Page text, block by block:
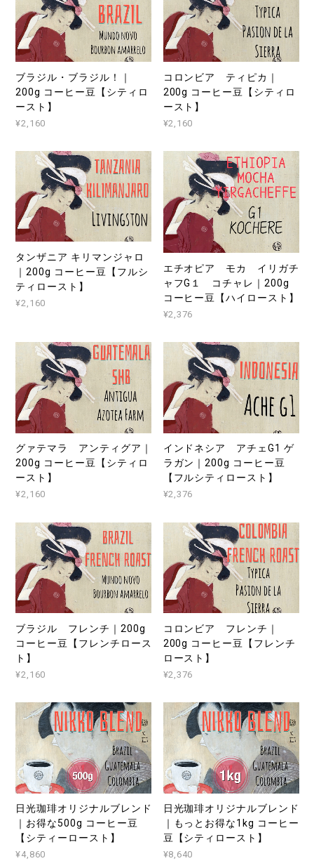
ブラジル・ブラジル！｜
200g コーヒー豆【シティロ
ースト】
¥2,160
コロンビア ティピカ｜
200g コーヒー豆【シティロ
ースト】
¥2,160
タンザニア キリマンジャロ
｜200g コーヒー豆【フルシ
ティロースト】
¥2,160
エチオピア モカ イリガチ
ャフG１ コチャレ｜200g
コーヒー豆【ハイロースト】
¥2,376
グァテマラ アンティグア｜
200g コーヒー豆【シティロ
ースト】
¥2,160
インドネシア アチェG1 ゲ
ラガン｜200g コーヒー豆
【フルシティロースト】
¥2,376
ブラジル フレンチ｜200g
コーヒー豆【フレンチロース
ト】
¥2,160
コロンビア フレンチ｜
200g コーヒー豆【フレンチ
ロースト】
¥2,376
日光珈琲オリジナルブレンド
｜お得な500g コーヒー豆
【シティーロースト】
¥4,860
日光珈琲オリジナルブレンド
｜もっとお得な1kg コーヒー
豆【シティロースト】
¥8,640